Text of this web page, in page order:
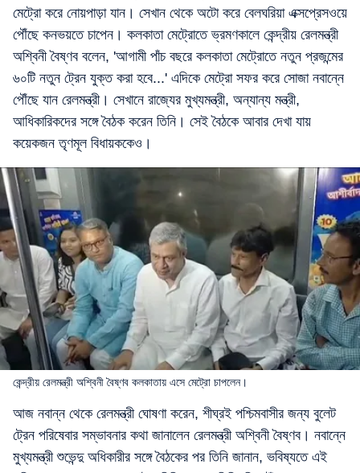
মেট্রো করে নোয়পাড়া যান। সেখান থেকে অটো করে বেলঘরিয়া এক্সপ্রেসওয়ে
পৌঁছে কনভয়তে চাপেন। কলকাতা মেট্রোতে ভ্রমণকালে কেন্দ্রীয় রেলমন্ত্রী
অশ্বিনী বৈষ্ণব বলেন, 'আগামী পাঁচ বছরে কলকাতা মেট্রোতে নতুন প্রজন্মের
৬০টি নতুন ট্রেন যুক্ত করা হবে...' এদিকে মেট্রো সফর করে সোজা নবান্নে
পৌঁছে যান রেলমন্ত্রী। সেখানে রাজ্যের মুখ্যমন্ত্রী, অন্যান্য মন্ত্রী,
আধিকারিকদের সঙ্গে বৈঠক করেন তিনি। সেই বৈঠকে আবার দেখা যায়
কয়েকজন তৃণমূল বিধায়ককেও।
কেন্দ্রীয় রেলমন্ত্রী অশ্বিনী বৈষ্ণব কলকাতায় এসে মেট্রো চাপলেন।
আজ নবান্ন থেকে রেলমন্ত্রী ঘোষণা করেন, শীঘ্রই পশ্চিমবাসীর জন্য বুলেট
ট্রেন পরিষেবার সম্ভাবনার কথা জানালেন রেলমন্ত্রী অশ্বিনী বৈষ্ণব। নবান্নে
মুখ্যমন্ত্রী শুভেন্দু অধিকারীর সঙ্গে বৈঠকের পর তিনি জানান, ভবিষ্যতে এই